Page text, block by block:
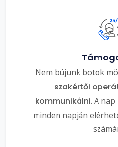
Nem bújunk botok
szakértői
kommunikálni. A
minden napján